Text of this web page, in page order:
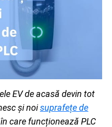
EV de acasă devin tot
și noisuprafețe de
care funcționează PLC